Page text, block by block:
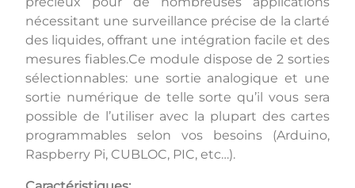
nécessitant une surveillance précise de la clarté
des liquides, offrant une intégration facile et des
mesures fiables.Ce module dispose de 2 sorties
sélectionnables: une sortie analogique et une
sortie numérique de telle sorte qu’il vous sera
possible de l’utiliser avec la plupart des cartes
programmables selon vos besoins (Arduino,
Raspberry Pi, CUBLOC, PIC, etc…).